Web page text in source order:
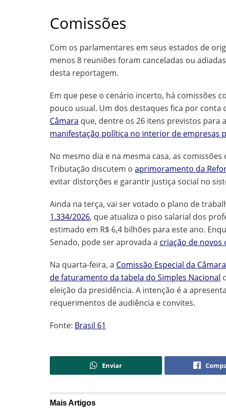
Comissões
Com os parlamentares em seus estados de
menos 8 reuniões foram canceladas ou
desta reportagem.
Em que pese o cenário incerto, há comissões
pouco usual. Um dos destaques fica por conta
Câmara que, dentre os 26 itens previstos para
manifestação política no interior de empresas
No mesmo dia e na mesma casa, as
Tributação discutem o aprimoramento da
evitar distorções e garantir justiça social no
Ainda na terça, vai ser votado o plano de
1.334/2026, que atualiza o piso salarial dos
estimado em R$ 6,4 bilhões para este ano.
Senado, pode ser aprovada a criação de
Na quarta-feira, a Comissão Especial da
de faturamento da tabela do Simples Nacional
eleição da presidência. A intenção é a
requerimentos de audiência e convites.
Fonte: Brasil 61
Enviar
MaisArtigos